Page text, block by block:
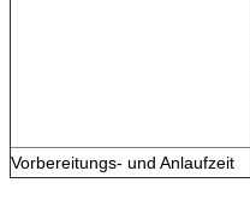
Vorbereitungs- und Anlaufzeit